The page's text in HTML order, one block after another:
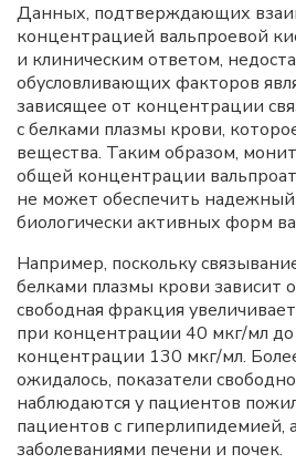
Данных, подтверждающих
концентрацией вальпроевой
и клиническим ответом,
обусловливающих факторов
зависящее от концентрации
с белками плазмы крови,
вещества. Таким образом,
общей концентрации
не может обеспечить надежный
биологически активных форм
Например, поскольку
белками плазмы крови зависит
свободная фракция
при концентрации 40 мкг/мл
концентрации 130 мкг/мл.
ожидалось, показатели
наблюдаются у пациентов
пациентов с гиперлипидемией,
заболеваниями печени и почек.